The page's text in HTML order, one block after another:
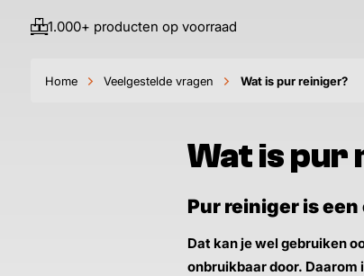
1.000+ producten op voorraad
Home Veelgestelde vragen Wat is pur reiniger?
Wat is pur
Pur reiniger is
Dat kan je wel gebruiken
onbruikbaar door. Daarom